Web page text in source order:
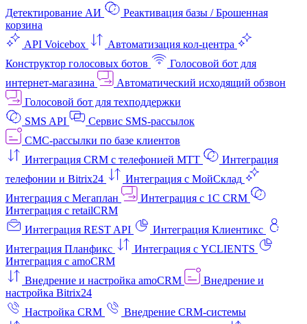
Детектирование АИ
Реактивация базы / Брошенная
корзина
API Voicebox
Автоматизация кол‑центра
Конструктор голосовых ботов
Голосовой бот для
интернет‑магазина
Автоматический исходящий обзвон
Голосовой бот для техподдержки
SMS API
Сервис SMS-рассылок
СМС-рассылки по базе клиентов
Интеграция CRM с телефонией МТТ
Интеграция
телефонии и Bitrix24
Интеграция с МойСклад
Интеграция с Мегаплан
Интеграция с 1C CRM
Интеграция с retailCRM
Интеграция REST API
Интеграция Клиентикс
Интеграция Планфикс
Интеграция с YCLIENTS
Интеграция с amoCRM
Внедрение и настройка amoCRM
Внедрение и
настройка Bitrix24
Настройка CRM
Внедрение CRM-системы